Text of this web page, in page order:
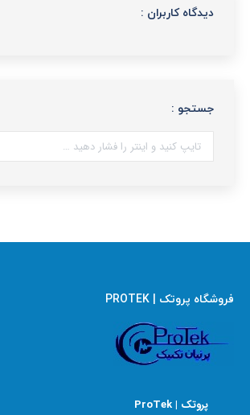
دیدگاه کاربران :
جستجو :
جستجو:
فروشگاه پروتک | PROTEK
پروتک | ProTek